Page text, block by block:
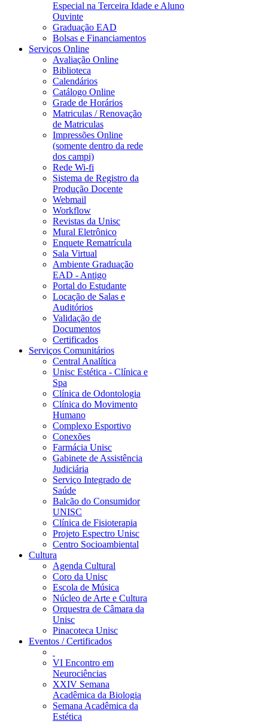
Especial na Terceira Idade e Aluno
Ouvinte
Graduação EAD
Bolsas e Financiamentos
Serviços Online
Avaliação Online
Biblioteca
Calendários
Catálogo Online
Grade de Horários
Matriculas / Renovação
de Matriculas
Impressões Online
(somente dentro da rede
dos campi)
Rede Wi-fi
Sistema de Registro da
Produção Docente
Webmail
Workflow
Revistas da Unisc
Mural Eletrônico
Enquete Rematrícula
Sala Virtual
Ambiente Graduação
EAD - Antigo
Portal do Estudante
Locação de Salas e
Auditórios
Validação de
Documentos
Certificados
Serviços Comunitários
Central Analítica
Unisc Estética - Clínica e
Spa
Clínica de Odontologia
Clínica do Movimento
Humano
Complexo Esportivo
Conexões
Farmácia Unisc
Gabinete de Assistência
Judiciária
Serviço Integrado de
Saúde
Balcão do Consumidor
UNISC
Clínica de Fisioterapia
Projeto Espectro Unisc
Centro Socioambiental
Cultura
Agenda Cultural
Coro da Unisc
Escola de Música
Núcleo de Arte e Cultura
Orquestra de Câmara da
Unisc
Pinacoteca Unisc
Eventos / Certificados
VI Encontro em
Neurociências
XXIV Semana
Acadêmica da Biologia
Semana Acadêmica da
Estética